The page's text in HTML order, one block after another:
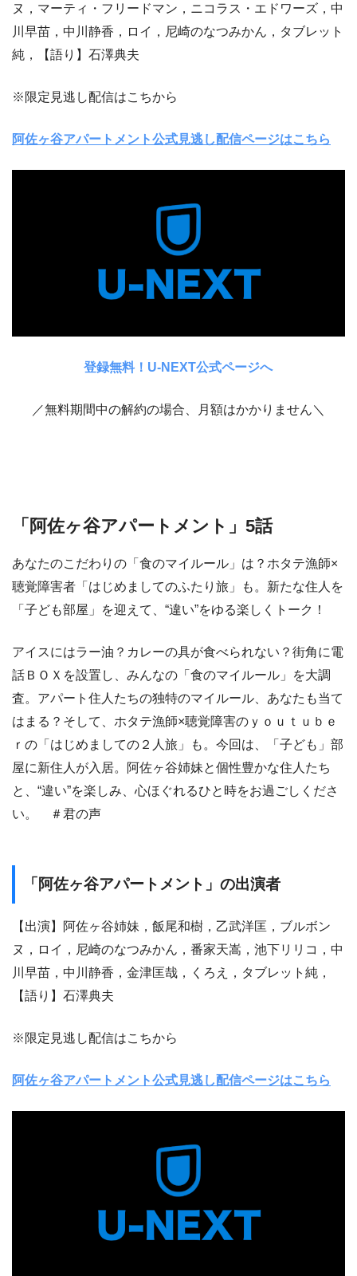
ヌ，マーティ・フリードマン，ニコラス・エドワーズ，中
川早苗，中川静香，ロイ，尼崎のなつみかん，タブレット
純，【語り】石澤典夫
※限定見逃し配信はこちから
阿佐ヶ谷アパートメント公式見逃し配信ページはこちら
登録無料！U-NEXT公式ページへ
／無料期間中の解約の場合、月額はかかりません＼
「阿佐ヶ谷アパートメント」5話
あなたのこだわりの「食のマイルール」は？ホタテ漁師×
聴覚障害者「はじめましてのふたり旅」も。新たな住人を
「子ども部屋」を迎えて、“違い”をゆる楽しくトーク！
アイスにはラー油？カレーの具が食べられない？街角に電
話ＢＯＸを設置し、みんなの「食のマイルール」を大調
査。アパート住人たちの独特のマイルール、あなたも当て
はまる？そして、ホタテ漁師×聴覚障害のｙｏｕｔｕｂｅ
ｒの「はじめましての２人旅」も。今回は、「子ども」部
屋に新住人が入居。阿佐ヶ谷姉妹と個性豊かな住人たち
と、“違い”を楽しみ、心ほぐれるひと時をお過ごしくださ
い。 ＃君の声
「阿佐ヶ谷アパートメント」の出演者
【出演】阿佐ヶ谷姉妹，飯尾和樹，乙武洋匡，ブルボン
ヌ，ロイ，尼崎のなつみかん，番家天嵩，池下リリコ，中
川早苗，中川静香，金津匡哉，くろえ，タブレット純，
【語り】石澤典夫
※限定見逃し配信はこちから
阿佐ヶ谷アパートメント公式見逃し配信ページはこちら